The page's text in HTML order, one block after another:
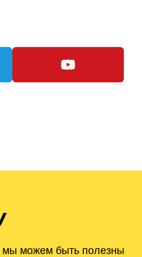
можем быть полезны